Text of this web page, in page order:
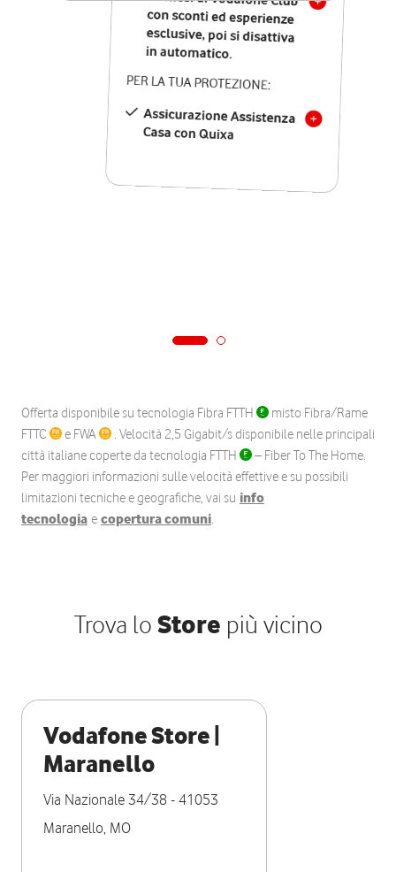
in automatico.
PER LA TUA PROTEZIONE:
Assicurazione Assistenza
Casa con Quixa
Offerta disponibile su tecnologia Fibra FTTH
misto Fibra/Rame
FTTC
e FWA
. Velocità 2,5 Gigabit/s disponibile nelle principali
città italiane coperte da tecnologia FTTH
– Fiber To The Home.
Per maggiori informazioni sulle velocità effettive e su possibili
limitazioni tecniche e geografiche, vai su info
tecnologia e copertura comuni.
Trova lo Store più vicino
Vodafone Store |
Maranello
Via Nazionale 34/38 - 41053
Maranello, MO